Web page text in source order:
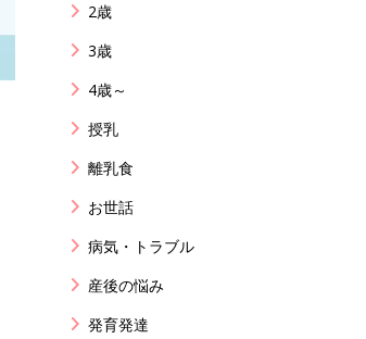
2歳
3歳
4歳～
授乳
離乳食
お世話
病気・トラブル
産後の悩み
発育発達